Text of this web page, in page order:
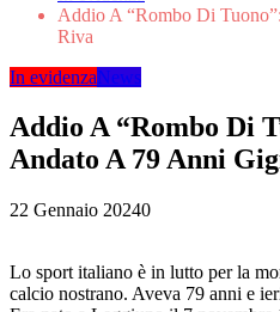
Addio A “Rombo Di
Riva
In evidenzaNews
Addio A “Rombo Di
Andato A 79 Anni
22 Gennaio 20240
Lo sport italiano è in lutto per la
calcio nostrano. Aveva 79 anni e